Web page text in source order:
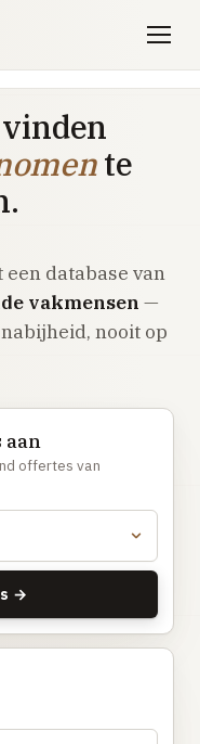
te
database van
vakmensen —
nooit op
aan
offertes van
→